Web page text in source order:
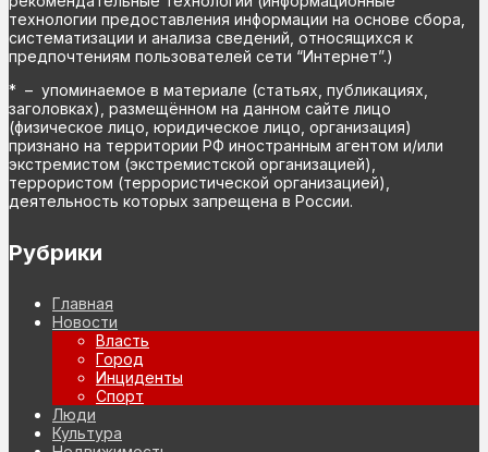
технологии предоставления информации на основе сбора,
систематизации и анализа сведений, относящихся к
предпочтениям пользователей сети “Интернет”.)
* – упоминаемое в материале (статьях, публикациях,
заголовках), размещённом на данном сайте лицо
(физическое лицо, юридическое лицо, организация)
признано на территории РФ иностранным агентом и/или
экстремистом (экстремистской организацией),
террористом (террористической организацией),
деятельность которых запрещена в России.
Рубрики
Главная
Новости
Власть
Город
Инциденты
Спорт
Люди
Культура